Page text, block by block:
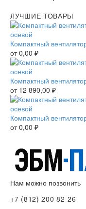
ЛУЧШИЕ ТОВАРЫ
Компактный
от0,00 ₽
Компактный
от 12 890,00 ₽
Компактный
от0,00 ₽
Нам можно позвонить
+7 (812) 200 82-26